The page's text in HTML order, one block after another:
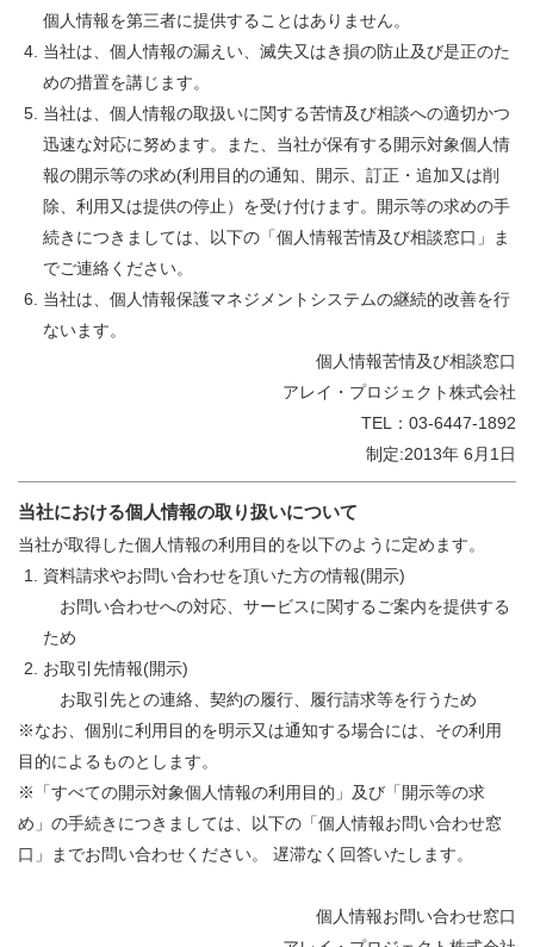
個人情報を第三者に提供することはありません。
当社は、個人情報の漏えい、滅失又はき損の防止及び是正のた
めの措置を講じます。
当社は、個人情報の取扱いに関する苦情及び相談への適切かつ
迅速な対応に努めます。また、当社が保有する開示対象個人情
報の開示等の求め(利用目的の通知、開示、訂正・追加又は削
除、利用又は提供の停止）を受け付けます。開示等の求めの手
続きにつきましては、以下の「個人情報苦情及び相談窓口」ま
でご連絡ください。
当社は、個人情報保護マネジメントシステムの継続的改善を行
ないます。
個人情報苦情及び相談窓口
アレイ・プロジェクト株式会社
TEL：03-6447-1892
制定:2013年 6月1日
当社における個人情報の取り扱いについて
当社が取得した個人情報の利用目的を以下のように定めます。
資料請求やお問い合わせを頂いた方の情報(開示)
お問い合わせへの対応、サービスに関するご案内を提供する
ため
お取引先情報(開示)
お取引先との連絡、契約の履行、履行請求等を行うため
※なお、個別に利用目的を明示又は通知する場合には、その利用
目的によるものとします。
※「すべての開示対象個人情報の利用目的」及び「開示等の求
め」の手続きにつきましては、以下の「個人情報お問い合わせ窓
口」までお問い合わせください。 遅滞なく回答いたします。
個人情報お問い合わせ窓口